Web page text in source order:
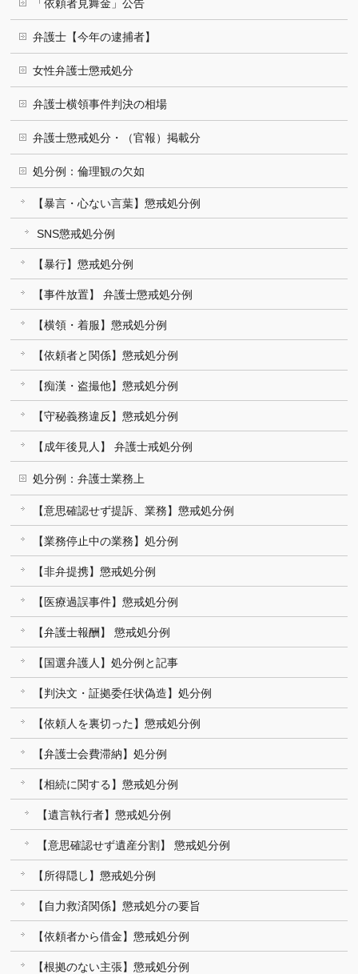
「依頼者見舞金」公告
弁護士【今年の逮捕者】
女性弁護士懲戒処分
弁護士横領事件判決の相場
弁護士懲戒処分・（官報）掲載分
処分例：倫理観の欠如
【暴言・心ない言葉】懲戒処分例
SNS懲戒処分例
【暴行】懲戒処分例
【事件放置】 弁護士懲戒処分例
【横領・着服】懲戒処分例
【依頼者と関係】懲戒処分例
【痴漢・盗撮他】懲戒処分例
【守秘義務違反】懲戒処分例
【成年後見人】 弁護士戒処分例
処分例：弁護士業務上
【意思確認せず提訴、業務】懲戒処分例
【業務停止中の業務】処分例
【非弁提携】懲戒処分例
【医療過誤事件】懲戒処分例
【弁護士報酬】 懲戒処分例
【国選弁護人】処分例と記事
【判決文・証拠委任状偽造】処分例
【依頼人を裏切った】懲戒処分例
【弁護士会費滞納】処分例
【相続に関する】懲戒処分例
【遺言執行者】懲戒処分例
【意思確認せず遺産分割】 懲戒処分例
【所得隠し】懲戒処分例
【自力救済関係】懲戒処分の要旨
【依頼者から借金】懲戒処分例
【根拠のない主張】懲戒処分例